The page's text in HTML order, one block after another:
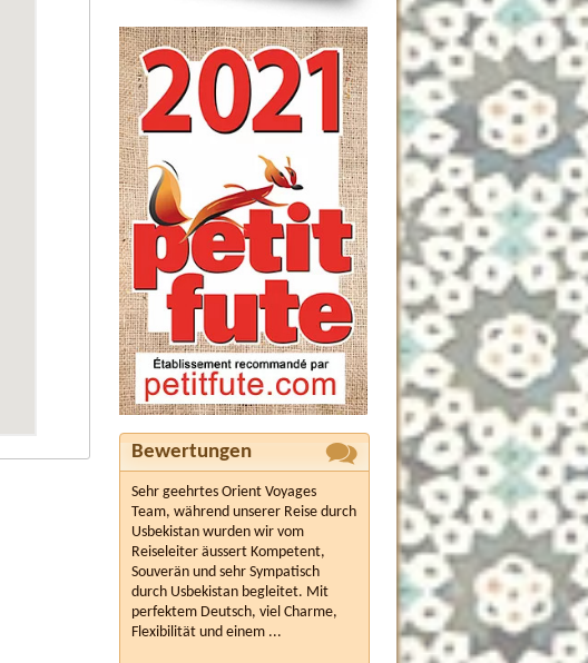
Bewertungen
Sehr geehrtes Orient Voyages
Team, während unserer Reise durch
Usbekistan wurden wir vom
Reiseleiter äussert Kompetent,
Souverän und sehr Sympatisch
durch Usbekistan begleitet. Mit
perfektem Deutsch, viel Charme,
Flexibilität und einem ...